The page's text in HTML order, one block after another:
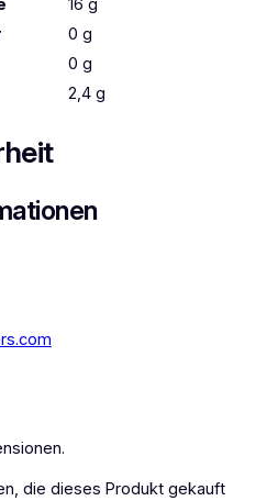
16 g
0 g
0 g
2,4 g
die dieses Produkt gekauft